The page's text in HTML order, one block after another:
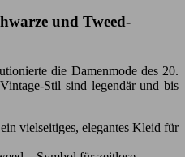
und Tweed-
die Damenmode des 20.
Stil sind legendär und bis
vielseitiges, elegantes Kleid für